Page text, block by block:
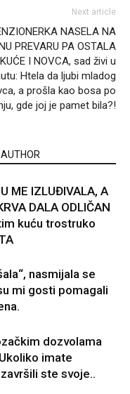
Next article
NASELA NA
PREVARU PA OSTALA
I NOVCA, sad živi u
Htela da ljubi mladog
a prošla kao bosa po
gde joj je pamet bila?!
ME IZLUĐIVALA, A
DALA ODLIČAN
kuću trostruko
nasmijala se
mi gosti pomagali
dozvolama
imate
ste svoje..